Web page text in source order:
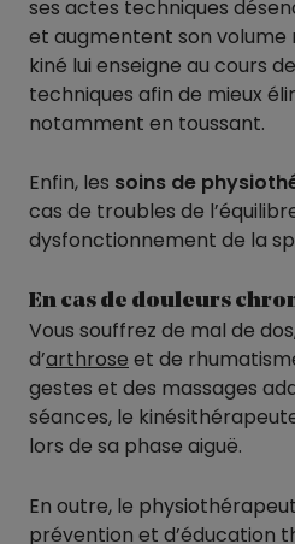
ses actes techniques
et augmentent son volume
kiné lui enseigne au cours
techniques afin de mieux
notamment en toussant.
Enfin, les soins de
cas de troubles de
dysfonctionnement de la
En cas de douleurs
Vous souffrez de mal de
d’arthrose et de
gestes et des massages
séances, le
lors de sa phase aiguë.
En outre, le
prévention et d’éducation